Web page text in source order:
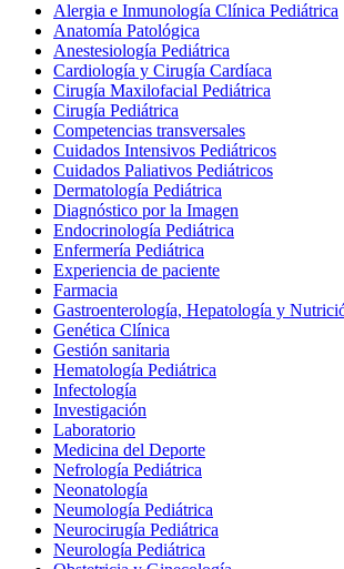
Alergia e Inmunología Clínica Pediátrica
Anatomía Patológica
Anestesiología Pediátrica
Cardiología y Cirugía Cardíaca
Cirugía Maxilofacial Pediátrica
Cirugía Pediátrica
Competencias transversales
Cuidados Intensivos Pediátricos
Cuidados Paliativos Pediátricos
Dermatología Pediátrica
Diagnóstico por la Imagen
Endocrinología Pediátrica
Enfermería Pediátrica
Experiencia de paciente
Farmacia
Gastroenterología, Hepatología y
Genética Clínica
Gestión sanitaria
Hematología Pediátrica
Infectología
Investigación
Laboratorio
Medicina del Deporte
Nefrología Pediátrica
Neonatología
Neumología Pediátrica
Neurocirugía Pediátrica
Neurología Pediátrica